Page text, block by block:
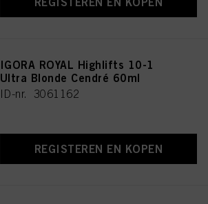
IGORA ROYAL Highlifts 10-1
Ultra Blonde Cendré 60ml
ID-nr. 3061162
REGISTEREN EN KOPEN